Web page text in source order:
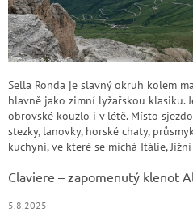
Sella Ronda je slavný okruh kolem
hlavně jako zimní lyžařskou klasiku.
obrovské kouzlo i v létě. Místo
stezky, lanovky, horské chaty,
kuchyni, ve které se míchá Itálie,
Claviere – zapomenutý klenot
5.8.2025